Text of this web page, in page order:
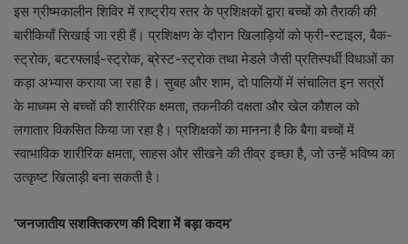
इस ग्रीष्मकालीन शिविर में राष्ट्रीय स्तर के प्रशिक्षकों द्वारा बच्चों को तैराकी की
बारीकियाँ सिखाई जा रही हैं। प्रशिक्षण के दौरान खिलाड़ियों को फ्री-स्टाइल, बैक-
स्ट्रोक, बटरफ्लाई-स्ट्रोक, ब्रेस्ट-स्ट्रोक तथा मेडले जैसी प्रतिस्पर्धी विधाओं का
कड़ा अभ्यास कराया जा रहा है। सुबह और शाम, दो पालियों में संचालित इन सत्रों
के माध्यम से बच्चों की शारीरिक क्षमता, तकनीकी दक्षता और खेल कौशल को
लगातार विकसित किया जा रहा है। प्रशिक्षकों का मानना है कि बैगा बच्चों में
स्वाभाविक शारीरिक क्षमता, साहस और सीखने की तीव्र इच्छा है, जो उन्हें भविष्य का
उत्कृष्ट खिलाड़ी बना सकती है।
’जनजातीय सशक्तिकरण की दिशा में बड़ा कदम’